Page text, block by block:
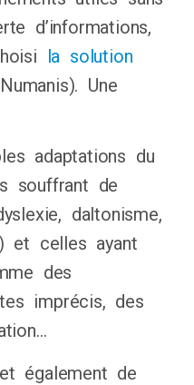
d’informations,
la solution
Une
adaptations du
souffrant de
daltonisme,
et celles ayant
des
imprécis, des
également de